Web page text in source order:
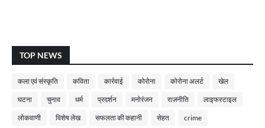
TOP NEWS
कला एवं संस्कृति कविता कार्रवाई कोरोना कोरोना अलर्ट खेल
घटना चुनाव धर्म प्रदर्शन मनोरंजन राजनीति लाइफस्टाइल
लोकवाणी विशेष लेख सफलता की कहानी सेहत crime